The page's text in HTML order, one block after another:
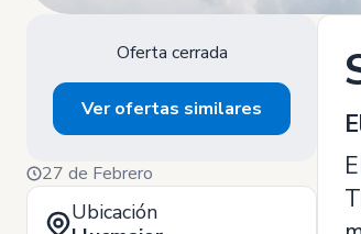
Oferta cerrada
Ver ofertas similares
27 de Febrero
Ubicación